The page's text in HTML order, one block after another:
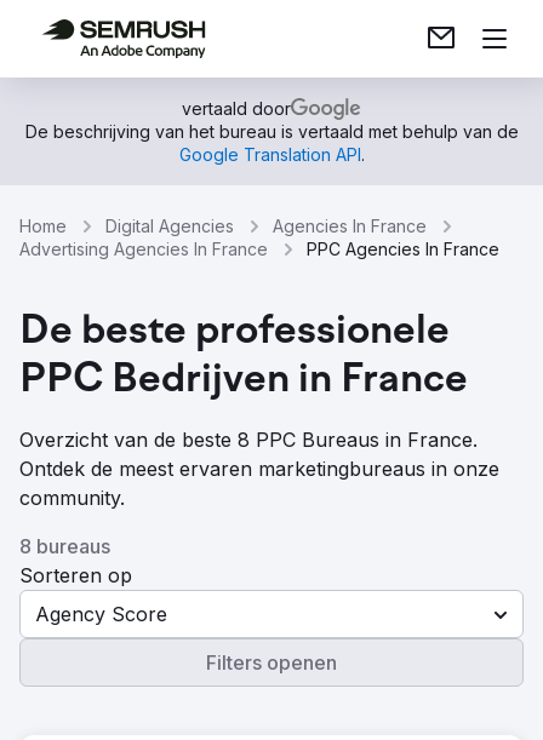
vertaald door
De beschrijving van het bureau is vertaald met behulp van de
Google Translation API.
Home Digital Agencies
Agencies In France
Advertising Agencies In France
PPC Agencies In France
De beste professionele
PPC Bedrijven in France
Overzicht van de beste 8 PPC Bureaus in France.
Ontdek de meest ervaren marketingbureaus in onze
community.
8 bureaus
Sorteren op
Agency Score
Filters openen